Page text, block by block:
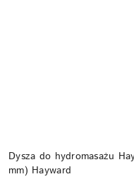
Dysza do hydromasażu
mm) Hayward